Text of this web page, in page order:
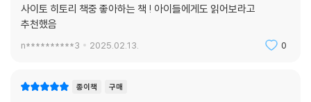
사이토 히토리 책중 좋아하는 책 ! 아이들에게도 읽어보라고
추천했음
n**********3 2025.02.13. 0
종이책 구매